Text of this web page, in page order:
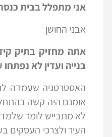
אני מתפלל בבית
אבני החושן
אתה מחזיק בתיק
בנייה ועדין לא
האסטרטגיה שעמדה
אומנם היה קשה
לא מתבייש לומר
העיר ולצרכי העסקים